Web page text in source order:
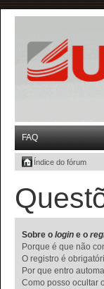
FAQ
Índice do fórum
Sobre o login e o
Porque é que não
O registro é
Por que entro
Como posso ocultar